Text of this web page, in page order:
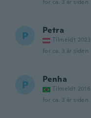
for ca. 3 år siden
P Petra
Tilmeldt 2023
for ca. 3 år siden
P Penha
Tilmeldt 2016
for ca. 3 år siden